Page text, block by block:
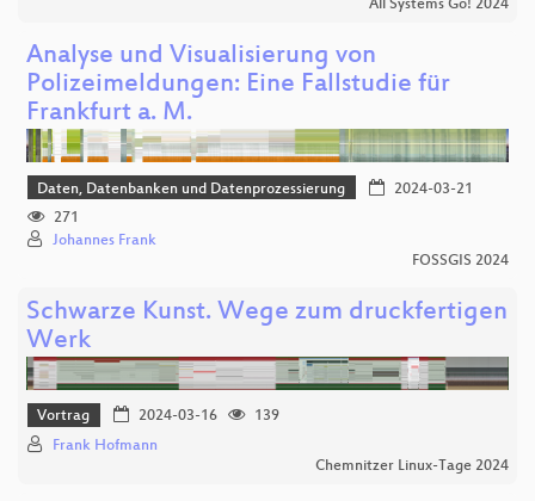
All Systems Go! 2024
Analyse und Visualisierung von
Polizeimeldungen: Eine Fallstudie für
Frankfurt a. M.
Daten, Datenbanken und Datenprozessierung
2024-03-21
271
Johannes Frank
FOSSGIS 2024
Schwarze Kunst. Wege zum druckfertigen
Werk
Vortrag 2024-03-16
139
Frank Hofmann
Chemnitzer Linux-Tage 2024